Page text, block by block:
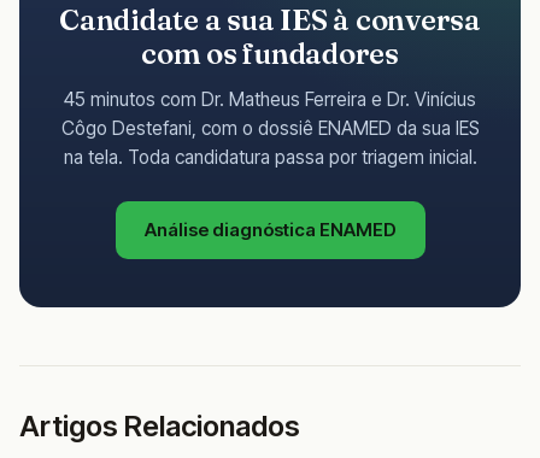
Candidate a sua IES à conversa
com os fundadores
45 minutos com Dr. Matheus Ferreira e Dr. Vinícius
Côgo Destefani, com o dossiê ENAMED da sua IES
na tela. Toda candidatura passa por triagem inicial.
Análise diagnóstica ENAMED
Artigos Relacionados